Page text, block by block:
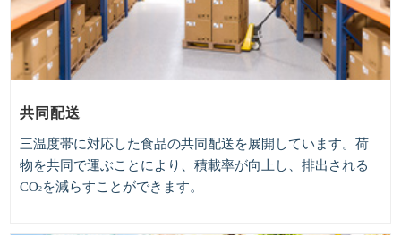
共同配送
三温度帯に対応した食品の共同配送を展開しています。荷
物を共同で運ぶことにより、積載率が向上し、排出される
CO2 を減らすことができます。